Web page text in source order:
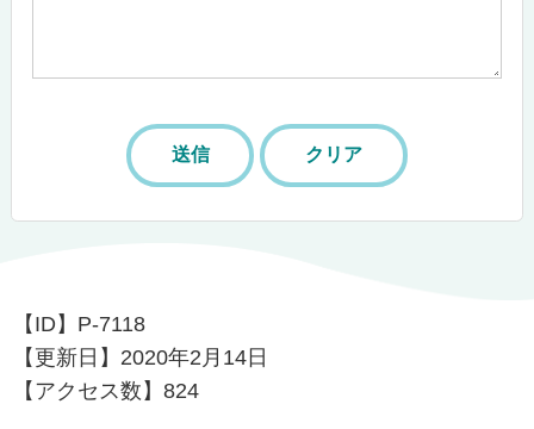
【ID】 P-7118
【更新日】 2020年2月14日
【アクセス数】824